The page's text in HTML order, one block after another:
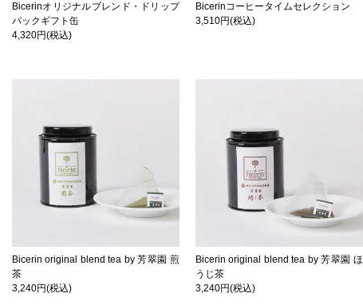
Bicerinオリジナルブレンド・ドリップ
パックギフト缶
4,320円(税込)
Bicerinコーヒータイムセレクション
3,510円(税込)
Bicerin original blend tea by 芳翠園 煎
茶
3,240円(税込)
Bicerin original blend tea by 芳翠園 ほ
うじ茶
3,240円(税込)